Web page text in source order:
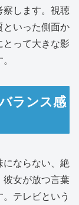
察します。視聴
といった側面か
とって大きな影
ランス感
ならない、絶
彼女が放つ言葉
テレビという